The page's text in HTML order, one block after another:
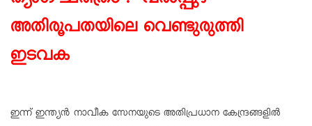
അതിരൂപതയിലെ വെണ്ടുരുത്തി
ഇടവക
ഇന്ന് ഇന്ത്യന്‍ നാവീക സേനയുടെ അതിപ്രധാന കേന്ദ്രങ്ങളില്‍